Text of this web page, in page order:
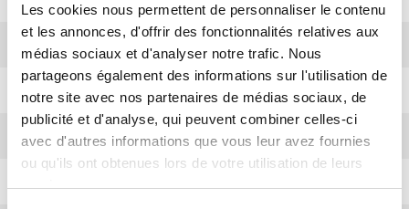
Les cookies nous permettent de personnaliser le contenu
et les annonces, d'offrir des fonctionnalités relatives aux
médias sociaux et d'analyser notre trafic. Nous
partageons également des informations sur l'utilisation de
notre site avec nos partenaires de médias sociaux, de
publicité et d'analyse, qui peuvent combiner celles-ci
avec d'autres informations que vous leur avez fournies
ou qu'ils ont obtenues lors de votre utilisation de leurs
services.
Croissance
Absorbation CO2 Haute
Hauteur adulte 15-20 mètres